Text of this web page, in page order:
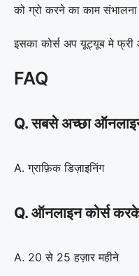
को ग्रो करने का काम
इसका कोर्स अप यूट्यूब मे
FAQ
Q. सबसे अच्छा
A. ग्राफ़िक डिज़ाइनिंग
Q. ऑनलाइन कोर्स
A. 20 से 25 हज़ार महीने